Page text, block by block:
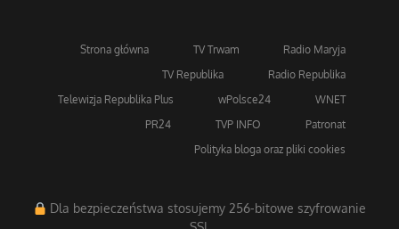
Strona główna TV Trwam
Radio Maryja
TV Republika
Radio Republika
Telewizja Republika Plus
wPolsce24
WNET
PR24
TVP INFO
Patronat
Polityka bloga oraz pliki cookies
Dla bezpieczeństwa stosujemy 256-bitowe szyfrowanie